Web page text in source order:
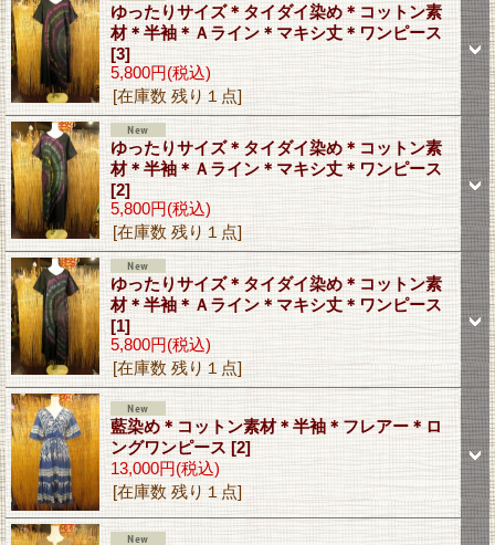
ゆったりサイズ＊タイダイ染め＊コットン素
材＊半袖＊Ａライン＊マキシ丈＊ワンピース
[3]
5,800円(税込)
[在庫数 残り１点]
ゆったりサイズ＊タイダイ染め＊コットン素
材＊半袖＊Ａライン＊マキシ丈＊ワンピース
[2]
5,800円(税込)
[在庫数 残り１点]
ゆったりサイズ＊タイダイ染め＊コットン素
材＊半袖＊Ａライン＊マキシ丈＊ワンピース
[1]
5,800円(税込)
[在庫数 残り１点]
藍染め＊コットン素材＊半袖＊フレアー＊ロ
ングワンピース [2]
13,000円(税込)
[在庫数 残り１点]